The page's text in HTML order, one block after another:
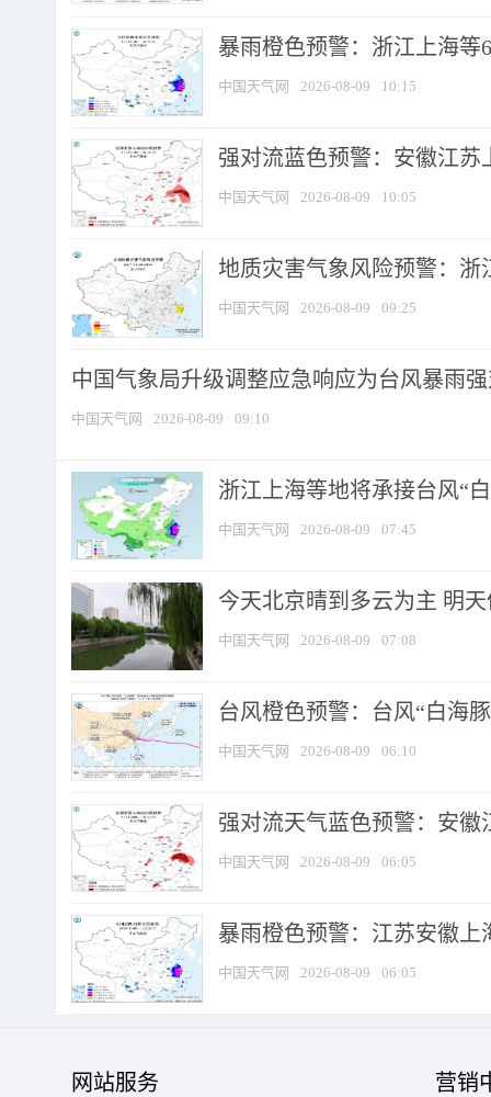
暴雨橙色预警：浙江上海等
中国天气网 2026-08-09 10:15
强对流蓝色预警：安徽江苏
中国天气网 2026-08-09 10:05
地质灾害气象风险预警：浙
中国天气网 2026-08-09 09:25
中国气象局升级调整应急响应为台风暴雨
中国天气网 2026-08-09 09:10
浙江上海等地将承接台风“
中国天气网 2026-08-09 07:45
今天北京晴到多云为主 明
中国天气网 2026-08-09 07:08
台风橙色预警：台风“白海
中国天气网 2026-08-09 06:10
强对流天气蓝色预警：安徽
中国天气网 2026-08-09 06:05
暴雨橙色预警：江苏安徽上
中国天气网 2026-08-09 06:05
网站服务 营销